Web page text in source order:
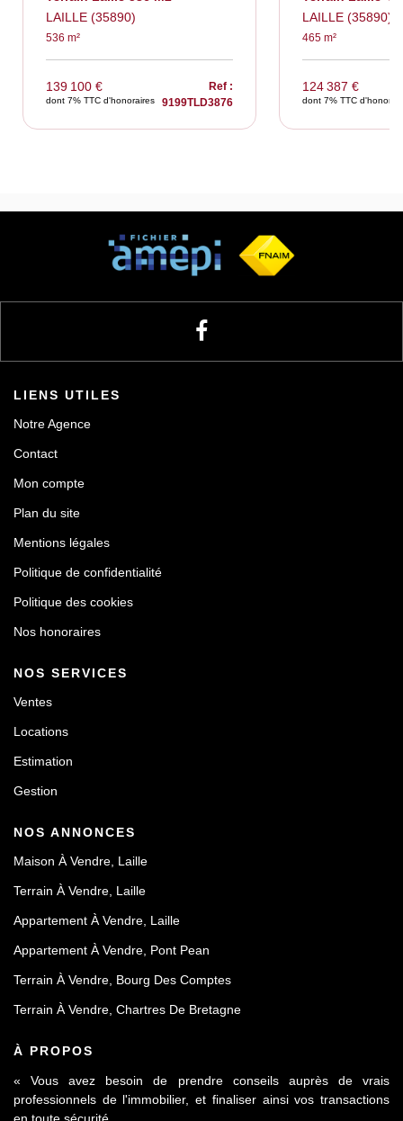
LAILLE (35890)
536 m²
139 100 €
dont 7% TTC d'honoraires
Ref :
9199TLD3876
LAILLE (35890)
465 m²
124 387 €
dont 7% TTC
LIENS UTILES
Notre Agence
Contact
Mon compte
Plan du site
Mentions légales
Politique de confidentialité
Politique des cookies
Nos honoraires
NOS SERVICES
Ventes
Locations
Estimation
Gestion
NOS ANNONCES
Maison À Vendre, Laille
Terrain À Vendre, Laille
Appartement À Vendre, Laille
Appartement À Vendre, Pont Pean
Terrain À Vendre, Bourg Des Comptes
Terrain À Vendre, Chartres De Bretagne
À PROPOS
« Vous avez besoin de prendre conseils auprès de vrais
professionnels de l'immobilier, et finaliser ainsi vos transactions